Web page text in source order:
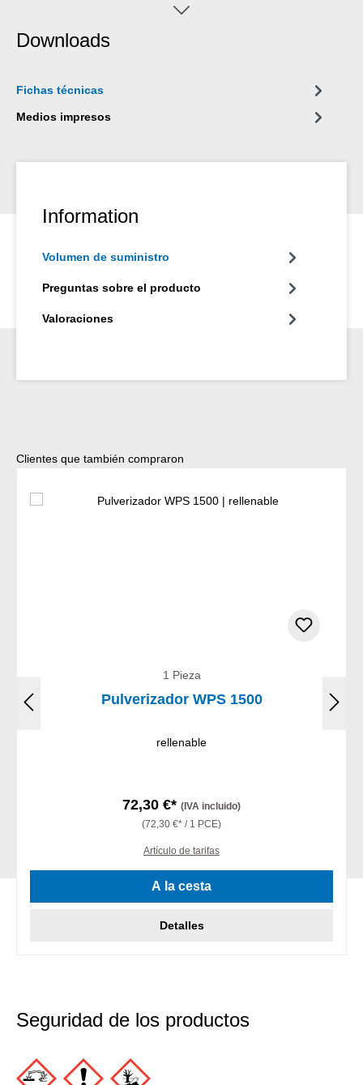
Downloads
Fichas técnicas
Medios impresos
Information
Volumen de suministro
Preguntas sobre el producto
Valoraciones
Omitir la galería de productos
Clientes que también compraron
1 Pieza
Pulverizador WPS 1500
rellenable
72,30 €* (IVA incluido)
(72,30 €* / 1 PCE)
Artículo de tarifas
A la cesta
Detalles
Seguridad de los productos